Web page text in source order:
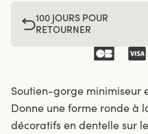
100 JOURS POUR
RETOURNER
Soutien-gorge minimiseur
Donne une forme ronde à
décoratifs en dentelle sur